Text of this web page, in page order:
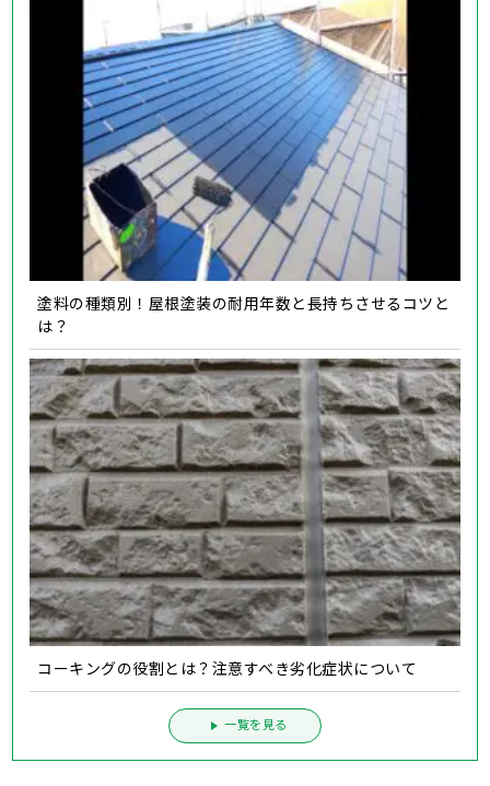
塗料の種類別！屋根塗装の耐用年数と長持ちさせるコツと
は？
コーキングの役割とは？注意すべき劣化症状について
一覧を見る